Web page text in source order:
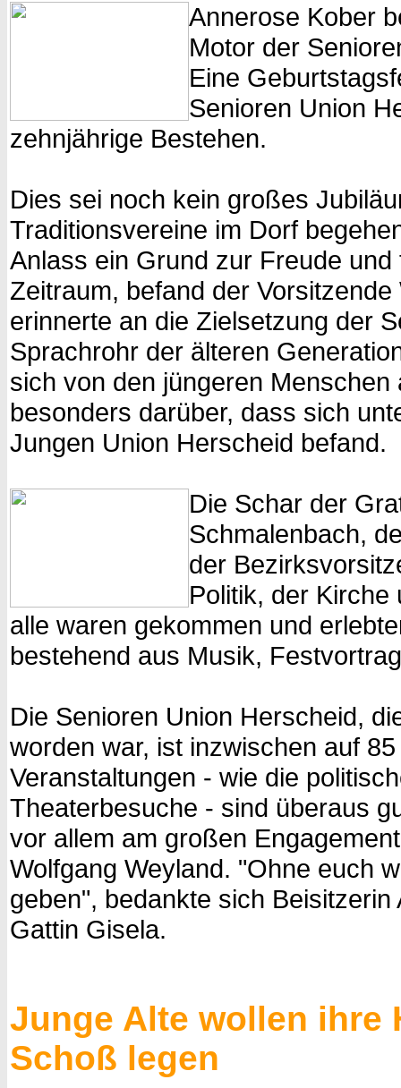
Annerose Kober
Motor der
Eine
Senioren Union
zehnjährige Bestehen.
Dies sei noch kein großes
Traditionsvereine im Dorf
Anlass ein Grund zur Freude
Zeitraum, befand der
erinnerte an die Zielsetzung der
Sprachrohr der älteren
sich von den jüngeren
besonders darüber, dass sich
Jungen Union Herscheid befand.
Die Schar der
Schmalenbach,
der
Politik, der Kirche
alle waren gekommen und
bestehend aus Musik,
Die Senioren Union Herscheid,
worden war, ist inzwischen auf
Veranstaltungen - wie die
Theaterbesuche - sind überaus
vor allem am großen
Wolfgang Weyland. "Ohne euch
geben", bedankte sich
Gattin Gisela.
Junge Alte wollen ihre
Schoß legen